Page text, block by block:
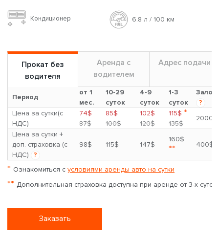
Кондиционер 6.8 л / 100 км
Прокат без
водителя
Аренда с
водителем
Адрес подачи
Период
от 1
мес.
10-29
суток
4-9
суток
1-3
суток
Залог
?
Цена за сутки(с
НДС)
74$
87$
85$
100$
102$
120$
115$ *
135$
2000$
Цена за сутки +
доп. страховка (с
НДС)
?
98$ 115$ 147$
160$
** 400$
* Ознакомиться с условиями аренды авто на сутки
** Дополнительная страховка доступна при аренде от 3-х суток
Заказать